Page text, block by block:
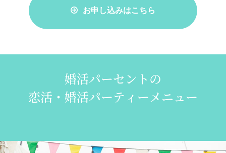
お申し込みはこちら
婚活パーセントの
恋活・婚活パーティーメニュー